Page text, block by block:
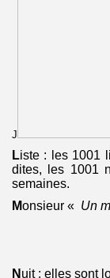
J
Liste : les 1001
dites, les 1001
semaines.
Monsieur « Un
N uit : elles sont